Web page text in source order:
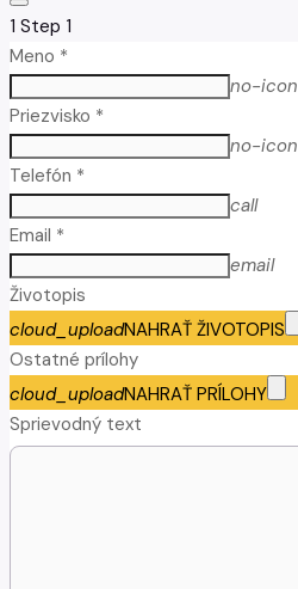
1 Step 1
Meno *
no-icon
Priezvisko *
no-icon
Telefón *
call
Email *
email
Životopis
cloud_uploadNAHRAŤ ŽIVOTOPIS
Ostatné prílohy
cloud_uploadNAHRAŤ PRÍLOHY
Sprievodný text